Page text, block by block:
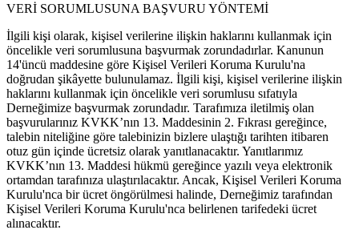
VERİ SORUMLUSUNA BAŞVURU YÖNTEMİ
İlgili kişi olarak, kişisel verilerine ilişkin haklarını kullanmak için
öncelikle veri sorumlusuna başvurmak zorundadırlar. Kanunun
14'üncü maddesine göre Kişisel Verileri Koruma Kurulu'na
doğrudan şikâyette bulunulamaz. İlgili kişi, kişisel verilerine ilişkin
haklarını kullanmak için öncelikle veri sorumlusu sıfatıyla
Derneğimize başvurmak zorundadır. Tarafımıza iletilmiş olan
başvurularınız KVKK’nın 13. Maddesinin 2. Fıkrası gereğince,
talebin niteliğine göre talebinizin bizlere ulaştığı tarihten itibaren
otuz gün içinde ücretsiz olarak yanıtlanacaktır. Yanıtlarımız
KVKK’nın 13. Maddesi hükmü gereğince yazılı veya elektronik
ortamdan tarafınıza ulaştırılacaktır. Ancak, Kişisel Verileri Koruma
Kurulu'nca bir ücret öngörülmesi halinde, Derneğimiz tarafından
Kişisel Verileri Koruma Kurulu'nca belirlenen tarifedeki ücret
alınacaktır.